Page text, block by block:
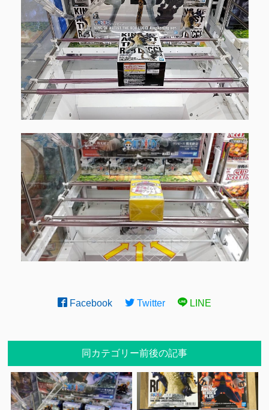
Facebook Twitter LINE
同カテゴリー前後の記事